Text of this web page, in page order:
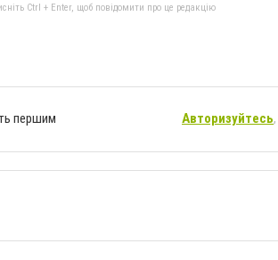
Ctrl + Enter, щоб повідомити про це редакцію
першим Авторизуйтесь